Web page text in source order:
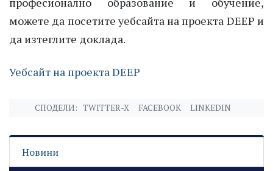
можете да посетите уебсайта на проекта DEEP и
да изтеглите доклада.
Уебсайт на проекта DEEP
СПОДЕЛИ: TWITTER-X FACEBOOK LINKEDIN
Новини